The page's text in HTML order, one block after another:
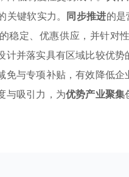
键软实力。 同步推进的
稳定、优惠供应，并针对
计并落实具有区域比较优势
免与专项补贴，有效降低
与吸引力，为优势产业聚集